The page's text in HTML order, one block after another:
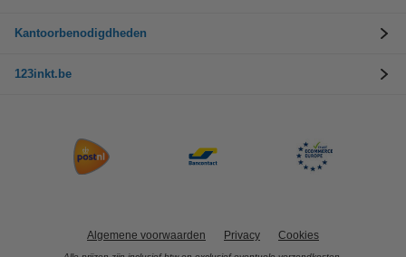
Kantoorbenodigdheden
123inkt.be
Algemene voorwaarden Privacy Cookies